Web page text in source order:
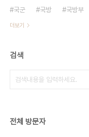
국군
국방 국방부
더보기
검색
전체 방문자